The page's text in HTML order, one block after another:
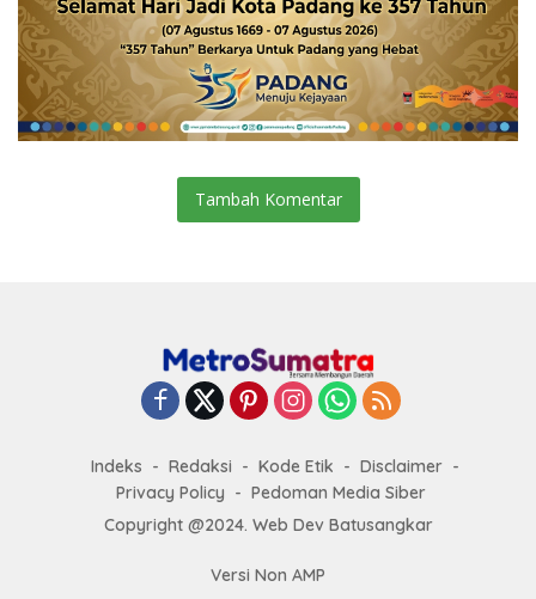
Tambah Komentar
Indeks Redaksi Kode Etik
Disclaimer
Privacy Policy
Pedoman Media Siber
Copyright @2024. Web Dev Batusangkar
Versi Non AMP